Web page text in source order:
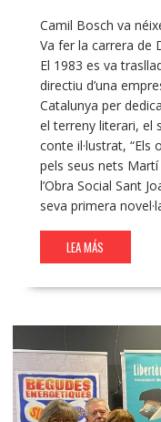
Camil Bosch va
Va fer la carrera de
El 1983 es va
directiu d’una
Catalunya per
el terreny literari, el
conte il·lustrat, “Els
pels seus nets
l’Obra Social Sant
seva primera
LEA MÁS